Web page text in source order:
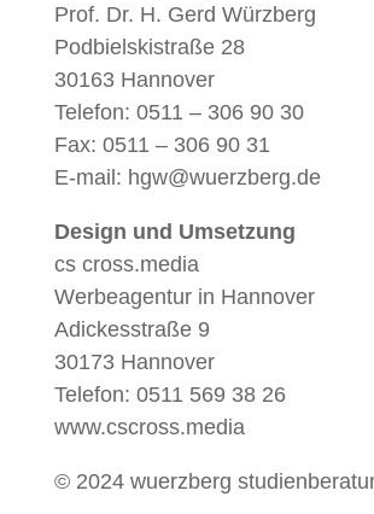
Prof. Dr. H. Gerd Würzberg
Podbielskistraße 28
30163 Hannover
Telefon: 0511 – 306 90 30
Fax: 0511 – 306 90 31
E-mail: hgw@wuerzberg.de
Design und Umsetzung
cs cross.media
Werbeagentur in Hannover
Adickesstraße 9
30173 Hannover
Telefon: 0511 569 38 26
www.cscross.media
© 2024 wuerzberg